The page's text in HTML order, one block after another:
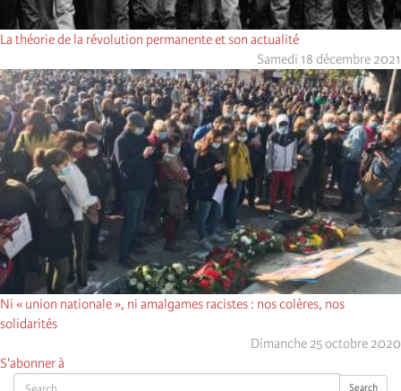
Search Search
La théorie de la révolution permanente et son actualité
Samedi 18 décembre 2021
Ni « union nationale », ni amalgames racistes : nos colères, nos
solidarités
Dimanche 25 octobre 2020
S'abonner à